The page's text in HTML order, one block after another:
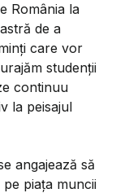
România la
de a
care vor
studenții
continuu
la peisajul
angajează să
piața muncii